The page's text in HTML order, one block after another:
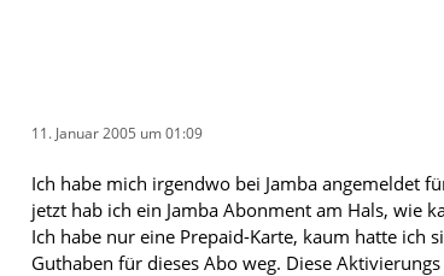
11. Januar 2005 um 01:09
Ich habe mich irgendwo bei Jamba angemeldet
jetzt hab ich ein Jamba Abonment am Hals, wie
Ich habe nur eine Prepaid-Karte, kaum hatte ich
Guthaben für dieses Abo weg. Diese